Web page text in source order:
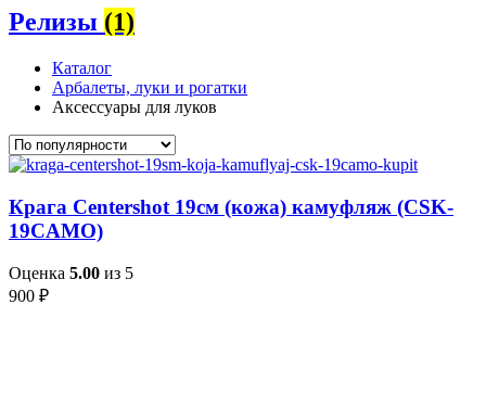
Релизы (1)
Каталог
Арбалеты, луки и рогатки
Аксессуары для луков
Крага Centershot 19см (кожа) камуфляж (CSK-
19CAMO)
Оценка 5.00 из 5
900 ₽